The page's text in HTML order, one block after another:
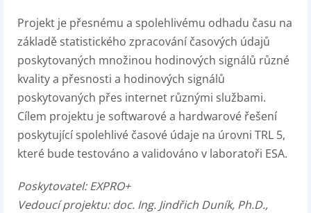
Projekt je přesnému a spolehlivému odhadu času na
základě statistického zpracování časových údajů
poskytovaných množinou hodinových signálů různé
kvality a přesnosti a hodinových signálů
poskytovaných přes internet různými službami.
Cílem projektu je softwarové a hardwarové řešení
poskytující spolehlivé časové údaje na úrovni TRL 5,
které bude testováno a validováno v laboratoři ESA.
Poskytovatel:EXPRO+
Vedoucí projektu:doc. Ing. Jindřich Duník, Ph.D.,